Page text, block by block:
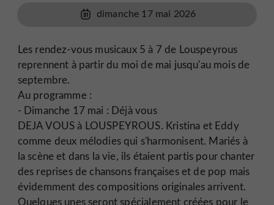
dimanche 17 mai 2026
Les rendez-vous musicaux 5 à 7 de Louspeyrous
reprennent à partir du moi de mai jusqu'au mois de
septembre.
Au programme :
- Dimanche 17 mai : Déjà vous
DEJA VOUS à LOUSPEYROUS. Kristina et Eddy
comme deux mélodies qui s'harmonisent. Mariés à
la scène et dans la vie, ils étaient partis pour chanter
des reprises de chansons françaises et de pop mais
évidemment des compositions originales arrivent.
Quelques unes seront spécialement créées pour le